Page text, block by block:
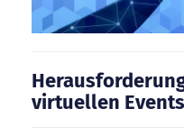
virtuellen Events